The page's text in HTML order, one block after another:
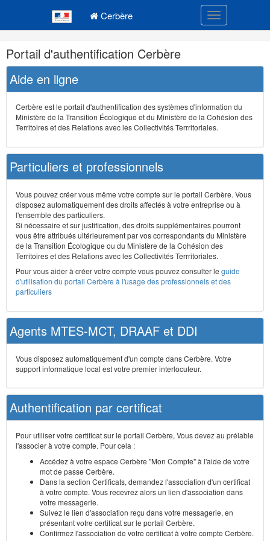
Cerbère Toggle
Navigation
et
outils
annexes
Portail d'authentification Cerbère
Aide en ligne
Cerbère est le portail d'authentification des systèmes d'information du
Ministère de la Transition Écologique et du Ministère de la Cohésion des
Territoires et des Relations avec les Collectivités Terrritoriales.
Particuliers et professionnels
Vous pouvez créer vous même votre compte sur le portail Cerbère. Vous
disposez automatiquement des droits affectés à votre entreprise ou à
l'ensemble des particuliers.
Si nécessaire et sur justification, des droits supplémentaires pourront
vous être attribués ultérieurement par vos correspondants du Ministère
de la Transition Écologique ou du Ministère de la Cohésion des
Territoires et des Relations avec les Collectivités Terrritoriales.
Pour vous aider à créer votre compte vous pouvez consulter le guide
d'utilisation du portail Cerbère à l'usage des professionnels et des
particuliers
Agents MTES-MCT, DRAAF et DDI
Vous disposez automatiquement d'un compte dans Cerbère. Votre
support informatique local est votre premier interlocuteur.
Authentification par certificat
Pour utiliser votre certificat sur le portail Cerbère, Vous devez au prélable
l'associer à votre compte. Pour cela :
Accédez à votre espace Cerbère "Mon Compte" à l'aide de votre
mot de passe Cerbère.
Dans la section Certificats, demandez l'association d'un certificat
à votre compte. Vous recevrez alors un lien d'association dans
votre messagerie.
Suivez le lien d'association reçu dans votre messagerie, en
présentant votre certificat sur le portail Cerbère.
Confirmez l'association de votre certificat à votre compte Cerbère.